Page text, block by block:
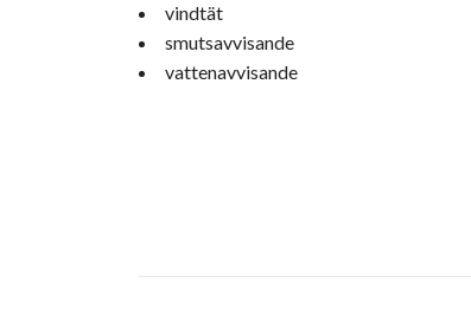
vindtät
smutsavvisande
vattenavvisande